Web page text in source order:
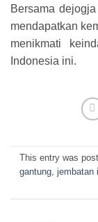
Bersama
mendapatkan
menikmati
Indonesia ini.
This entry was
gantung, jembatan